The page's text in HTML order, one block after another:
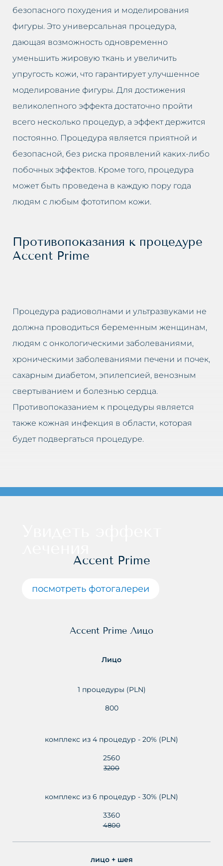
безопасного похудения и моделирования
фигуры. Это универсальная процедура,
дающая возможность одновременно
уменьшить жировую ткань и увеличить
упругость кожи, что гарантирует улучшенное
моделирование фигуры. Для достижения
великолепного эффекта достаточно пройти
всего несколько процедур, а эффект держится
постоянно. Процедура является приятной и
безопасной, без риска проявлений каких-либо
побочных эффектов. Кроме того, процедура
может быть проведена в каждую пору года
людям с любым фототипом кожи.
Противопоказания к процедуре
Accent Prime
Процедура радиоволнами и ультразвуками не
должна проводиться беременным женщинам,
людям с онкологическими заболеваниями,
хроническими заболеваниями печени и почек,
сахарным диабетом, эпилепсией, венозным
свертыванием и болезнью сердца.
Противопоказанием к процедуры является
также кожная инфекция в области, которая
будет подвергаться процедуре.
посмотреть фотогалереи
Accent Prime
Accent Prime Лицо
Лицо
1 процедуры (PLN)
800
комплекс из 4 процедур - 20% (PLN)
2560
3200
комплекс из 6 процедур - 30% (PLN)
3360
4800
лицо + шея